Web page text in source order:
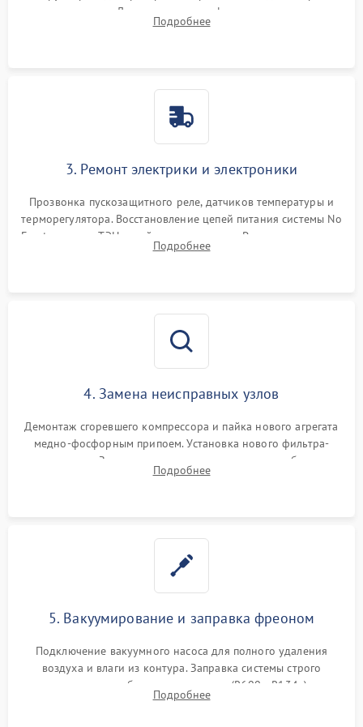
течеискателем. Демонтаж старого фильтра-осушителя и
продувка капиллярной трубки для устранения засоров.
Подробнее
3. Ремонт электрики и электроники
Прозвонка пускозащитного реле, датчиков температуры и
терморегулятора. Восстановление цепей питания системы No
Frost, включая ТЭН оттайки и вентилятор. Ремонт или замена
платы управления при сбоях алгоритмов.
Подробнее
4. Замена неисправных узлов
Демонтаж сгоревшего компрессора и пайка нового агрегата
медно-фосфорным припоем. Установка нового фильтра-
осушителя. Замена изношенных вентиляторов обдува,
сломанных заслонок или поврежденных дверных петель.
Подробнее
5. Вакуумирование и заправка фреоном
Подключение вакуумного насоса для полного удаления
воздуха и влаги из контура. Заправка системы строго
дозированным объемом хладагента (R600a, R134a) по
электронным весам. Контроль рабочего давления в системе.
Подробнее